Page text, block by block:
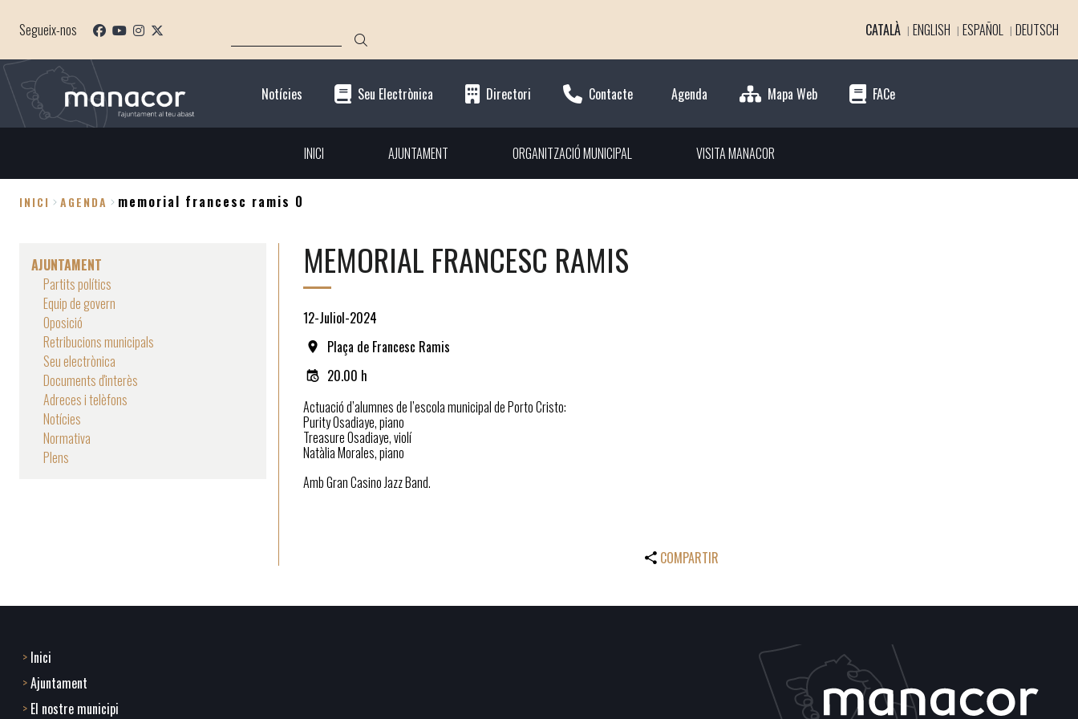
Segueix-nos CATALÀ ENGLISH ESPAÑOL DEUTSCH
Notícies Seu Electrònica Directori Contacte Agenda Mapa Web FACe
INICI AJUNTAMENT ORGANITZACIÓ MUNICIPAL VISITA MANACOR
d'Ariadna
INICI AGENDA memorial francesc ramis 0
AJUNTAMENT
Partits polítics
Equip de govern
Oposició
Retribucions municipals
Seu electrònica
Documents d'interès
Adreces i telèfons
Notícies
Normativa
Plens
MEMORIAL FRANCESC RAMIS
12-Juliol-2024
Plaça de Francesc Ramis
20.00 h
Actuació d’alumnes de l’escola municipal de Porto Cristo:
Purity Osadiaye, piano
Treasure Osadiaye, violí
Natàlia Morales, piano
Amb Gran Casino Jazz Band.
COMPARTIR
Footer
Inici
Ajuntament
El nostre municipi